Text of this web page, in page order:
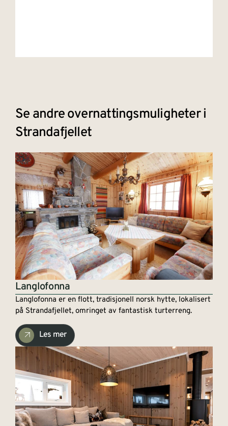
Se andre overnattingsmuligheter i
Strandafjellet
Langlofonna
Langlofonna er en flott, tradisjonell norsk hytte, lokalisert
på Strandafjellet, omringet av fantastisk turterreng.
Les mer